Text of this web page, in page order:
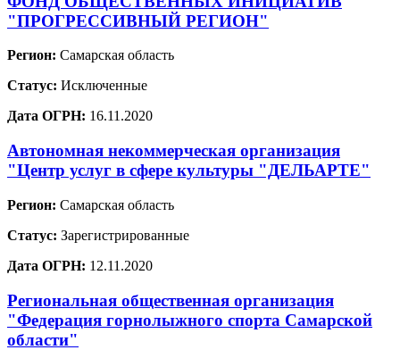
"ПРОГРЕССИВНЫЙ РЕГИОН"
Регион: Самарская область
Статус: Исключенные
Дата ОГРН: 16.11.2020
Автономная некоммерческая организация
"Центр услуг в сфере культуры "ДЕЛЬАРТЕ"
Регион: Самарская область
Статус: Зарегистрированные
Дата ОГРН: 12.11.2020
Региональная общественная организация
"Федерация горнолыжного спорта Самарской
области"